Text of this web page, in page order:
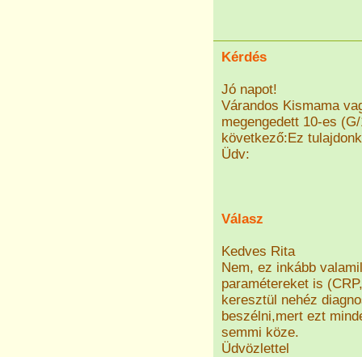
Kérdés
Jó napot!
Várandos Kismama
megengedett 10-es
következő:Ez
Üdv:
Válasz
Kedves Rita
Nem, ez inkább
paramétereket is
keresztül nehéz
beszélni,mert ezt
semmi köze.
Üdvözlettel